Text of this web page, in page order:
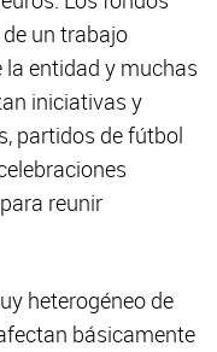
un trabajo
entidad y muchas
iniciativas y
partidos de fútbol
reunir
heterogéneo de
básicamente